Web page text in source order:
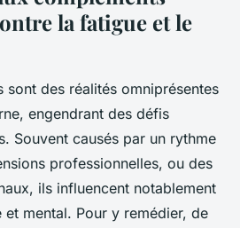
la fatigue et le
sont des réalités omniprésentes
engendrant des défis
Souvent causés par un rythme
professionnelles, ou des
ils influencent notablement
mental. Pour y remédier, de